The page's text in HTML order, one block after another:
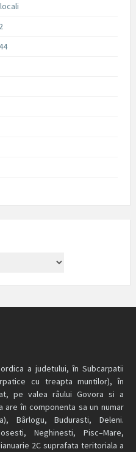
a judetului, în Subcarpatii
cu treapta muntilor), în
pe valea râului Govora si a
are în componenta sa un numar
Bârlogu, Budurasti, Deleni.
Neghinesti, Pisc–Mare,
2C suprafata teritoriala a